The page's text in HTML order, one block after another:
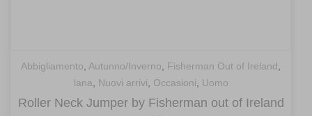
Abbigliamento, Autunno/Inverno, Fisherman Out of Ireland,
lana, Nuovi arrivi, Occasioni, Uomo
Roller Neck Jumper by Fisherman out of Ireland